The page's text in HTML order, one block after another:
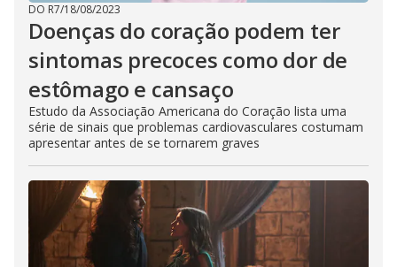
DO R7/18/08/2023
Doenças do coração podem ter
sintomas precoces como dor de
estômago e cansaço
Estudo da Associação Americana do Coração lista uma
série de sinais que problemas cardiovasculares costumam
apresentar antes de se tornarem graves